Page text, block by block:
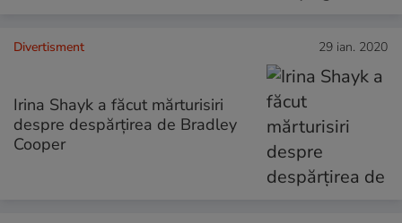
Divertisment 29 ian. 2020
Irina Shayk a făcut mărturisiri
despre despărțirea de Bradley
Cooper